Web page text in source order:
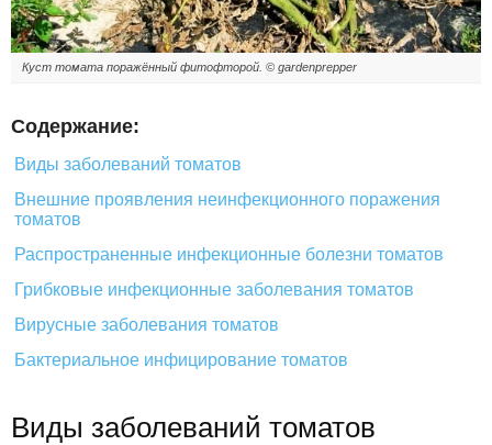
Куст томата поражённый фитофторой. © gardenprepper
Содержание:
Виды заболеваний томатов
Внешние проявления неинфекционного поражения
томатов
Распространенные инфекционные болезни томатов
Грибковые инфекционные заболевания томатов
Вирусные заболевания томатов
Бактериальное инфицирование томатов
Виды заболеваний томатов